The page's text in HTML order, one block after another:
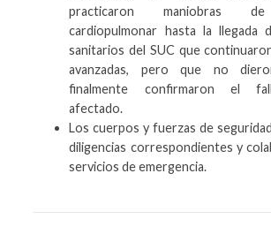
practicaron maniobras de
cardiopulmonar hasta la llegada
sanitarios del SUC que
avanzadas, pero que no
finalmente confirmaron el
afectado.
Los cuerpos y fuerzas de
diligencias correspondientes y
servicios de emergencia.